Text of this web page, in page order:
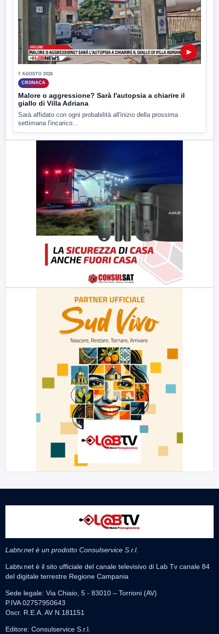
▶
7 AGOSTO 2026
CRONACA
Malore o aggressione? Sarà l'autopsia a chiarire il
giallo di Villa Adriana
Sarà affidato con ogni probabilità all'inizio della prossima
settimana l'incarico...
Labtv.net è un prodotto Consulservice S.r.l.
Labtv.net è il sito ufficiale del canale televisivo di Lab Tv canale 84
del digitale terrestre Regione Campania
Sede legale: Via Chiaio, 5 - 83010 – Torrioni (AV)
P.IVA 02757950643
Oscr. R.E.A. AV N.181151
Editore: Consulservice S.r.l.